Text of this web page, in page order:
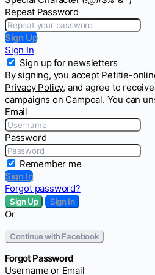
Repeat Password
Sign Up
Sign In
Sign up for newsletters
By signing, you accept Petitie-
Privacy Policy, and agree to
campaigns on Campoal. You can
Email
Password
Remember me
Sign In
Forgot password?
Sign Up Sign In
Or
Continue with Facebook
Forgot Password
Username or Email